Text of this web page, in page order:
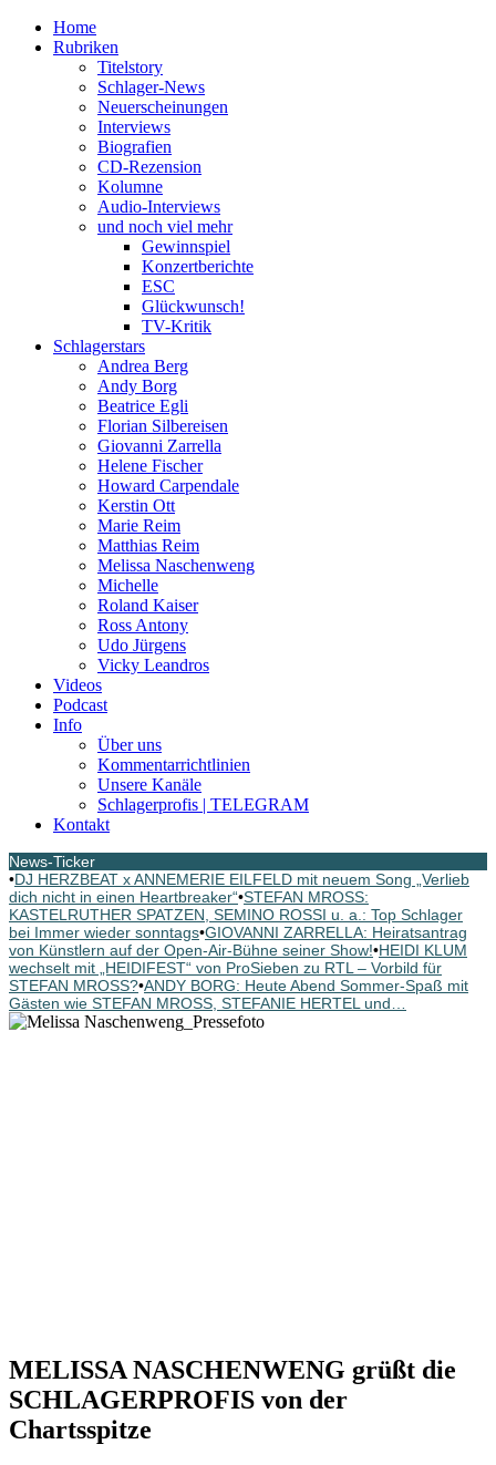
Home
Rubriken
Titelstory
Schlager-News
Neuerscheinungen
Interviews
Biografien
CD-Rezension
Kolumne
Audio-Interviews
und noch viel mehr
Gewinnspiel
Konzertberichte
ESC
Glückwunsch!
TV-Kritik
Schlagerstars
Andrea Berg
Andy Borg
Beatrice Egli
Florian Silbereisen
Giovanni Zarrella
Helene Fischer
Howard Carpendale
Kerstin Ott
Marie Reim
Matthias Reim
Melissa Naschenweng
Michelle
Roland Kaiser
Ross Antony
Udo Jürgens
Vicky Leandros
Videos
Podcast
Info
Über uns
Kommentarrichtlinien
Unsere Kanäle
Schlagerprofis | TELEGRAM
Kontakt
News-Ticker
•DJ HERZBEAT x ANNEMERIE EILFELD mit neuem Song „Verlieb
dich nicht in einen Heartbreaker“•STEFAN MROSS:
KASTELRUTHER SPATZEN, SEMINO ROSSI u. a.: Top Schlager
bei Immer wieder sonntags•GIOVANNI ZARRELLA: Heiratsantrag
von Künstlern auf der Open-Air-Bühne seiner Show!•HEIDI KLUM
wechselt mit „HEIDIFEST“ von ProSieben zu RTL – Vorbild für
STEFAN MROSS?•ANDY BORG: Heute Abend Sommer-Spaß mit
Gästen wie STEFAN MROSS, STEFANIE HERTEL und…
MELISSA NASCHENWENG grüßt die
SCHLAGERPROFIS von der
Chartsspitze